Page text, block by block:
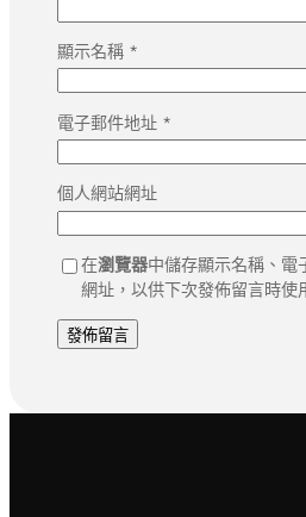
顯示名稱 *
電子郵件地址 *
個人網站網址
在瀏覽器中儲存顯示名稱、電
網址，以供下次發佈留言時使